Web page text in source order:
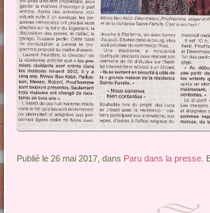
Publié le 26 mai 2017, dans Paru dans la presse.